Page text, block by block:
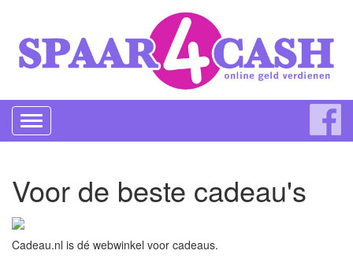
Toggle
navigation
Voor de beste cadeau's
Cadeau.nl is dé webwinkel voor cadeaus.